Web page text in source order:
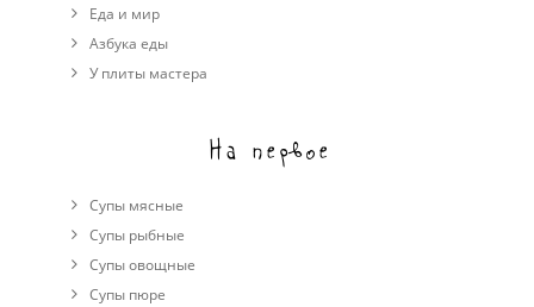
Еда и мир
Азбука еды
У плиты мастера
На первое
Супы мясные
Супы рыбные
Супы овощные
Cупы пюре